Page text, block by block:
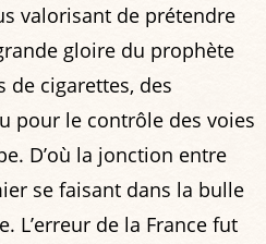
valorisant de prétendre
gloire du prophète
de cigarettes, des
pour le contrôle des voies
D’où la jonction entre
se faisant dans la bulle
L’erreur de la France fut